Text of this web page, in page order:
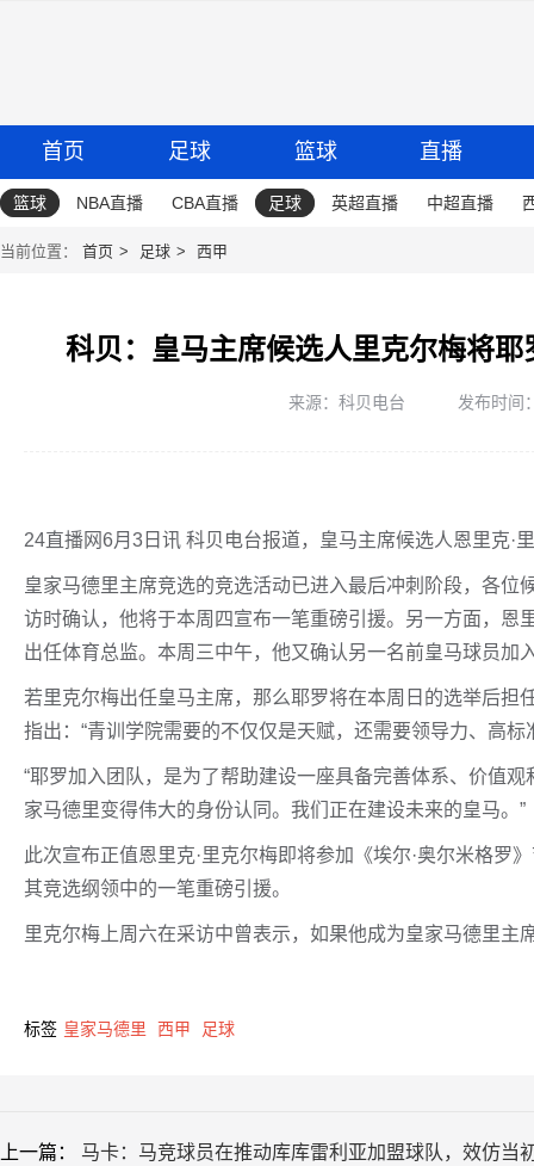
首页 足球 篮球 直播
篮球 NBA直播 CBA直播 足球 英超直播 中超直播
当前位置： 首页 足球 西甲
科贝：皇马主席候选人里克尔梅将
来源：科贝电台 发布时间
24直播网6月3日讯 科贝电台报道，皇马主席候选人恩里克·
皇家马德里主席竞选的竞选活动已进入最后冲刺阶段，各
访时确认，他将于本周四宣布一笔重磅引援。另一方面，恩
出任体育总监。本周三中午，他又确认另一名前皇马球员加
若里克尔梅出任皇马主席，那么耶罗将在本周日的选举后担
指出：“青训学院需要的不仅仅是天赋，还需要领导力、高标
“耶罗加入团队，是为了帮助建设一座具备完善体系、价值
家马德里变得伟大的身份认同。我们正在建设未来的皇马。”
此次宣布正值恩里克·里克尔梅即将参加《埃尔·奥尔米格罗
其竞选纲领中的一笔重磅引援。
里克尔梅上周六在采访中曾表示，如果他成为皇家马德里主
标签 皇家马德里 西甲 足球
上一篇： 马卡：马竞球员在推动库库雷利亚加盟球队，效仿当